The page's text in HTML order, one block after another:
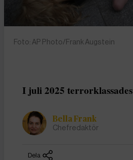
Foto: AP Photo/Frank Augstein
I juli 2025 terrorklassades
Bella Frank
Chefredaktör
Dela